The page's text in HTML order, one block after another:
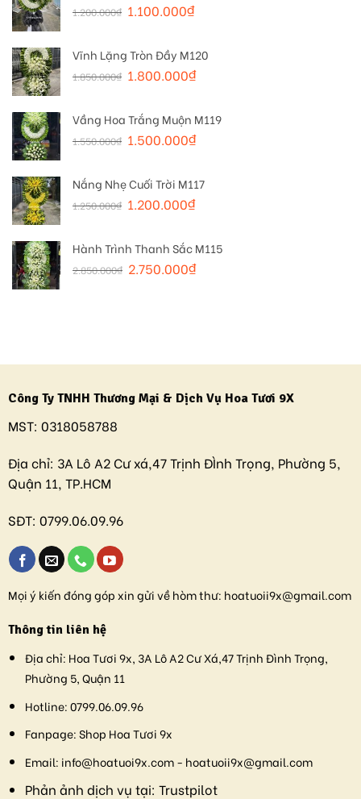
1.200.000₫ 1.100.000₫
Vĩnh Lặng Tròn Đầy M120
1.850.000₫ 1.800.000₫
Vầng Hoa Trắng Muộn M119
1.550.000₫ 1.500.000₫
Nắng Nhẹ Cuối Trời M117
1.250.000₫ 1.200.000₫
Hành Trình Thanh Sắc M115
2.850.000₫ 2.750.000₫
Công Ty TNHH Thương Mại & Dịch Vụ Hoa Tươi 9X
MST: 0318058788
Địa chỉ: 3A Lô A2 Cư xá,47 Trịnh ĐÌnh Trọng, Phường 5,
Quận 11, TP.HCM
SĐT: 0799.06.09.96
Mọi ý kiến đóng góp xin gửi về hòm thư: hoatuoii9x@gmail.com
Thông tin liên hệ
Địa chỉ: Hoa Tươi 9x, 3A Lô A2 Cư Xá,47 Trịnh Đình Trọng,
Phường 5, Quận 11
Hotline:0799.06.09.96
Fanpage:Shop Hoa Tươi 9x
Email: info@hoatuoi9x.com - hoatuoii9x@gmail.com
Phản ảnh dịch vụ tại: Trustpilot